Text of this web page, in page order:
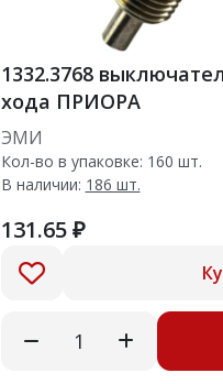
1332.3768
хода ПРИОРА
ЭМИ
Кол-во в упаковке: 160 шт.
В наличии: 186 шт.
131.65 ₽